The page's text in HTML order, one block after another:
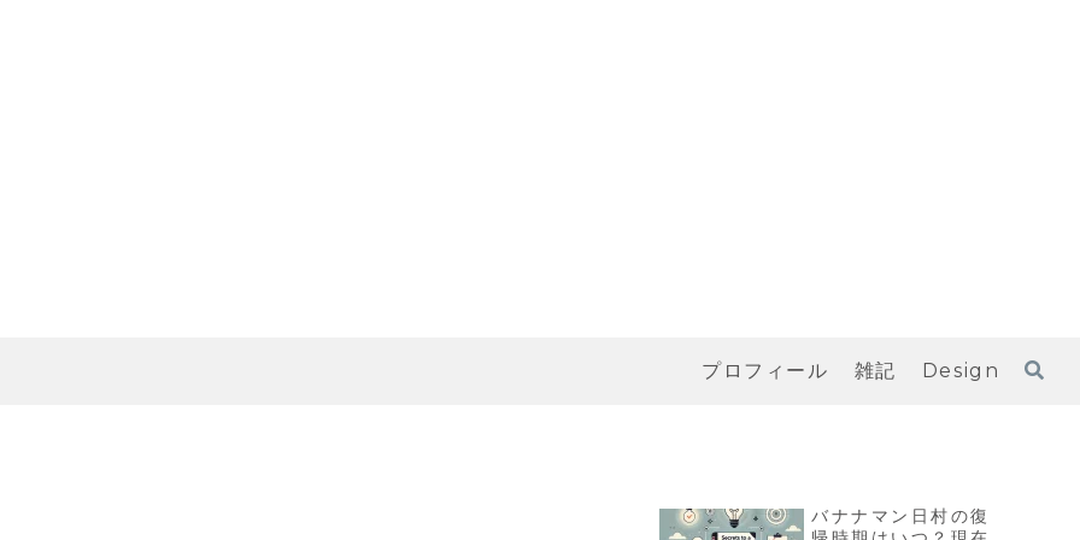
プロフィール 雑記 Design
バナナマン日村の復